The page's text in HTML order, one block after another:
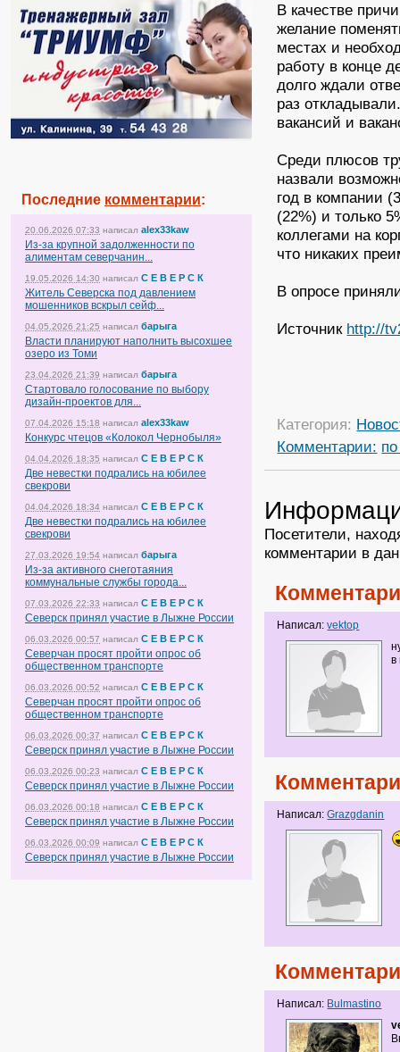
Последние комментарии:
20.06.2026 07:33 написал alex33kaw
Из-за крупной задолженности по
алиментам северчанин...
19.05.2026 14:30 написал С Е В Е Р С К
Житель Северска под давлением
мошенников вскрыл сейф...
04.05.2026 21:25 написал барыга
Власти планируют наполнить высохшее
озеро из Томи
23.04.2026 21:39 написал барыга
Стартовало голосование по выбору
дизайн-проектов для...
07.04.2026 15:18 написал alex33kaw
Конкурс чтецов «Колокол Чернобыля»
04.04.2026 18:35 написал С Е В Е Р С К
Две невестки подрались на юбилее
свекрови
04.04.2026 18:34 написал С Е В Е Р С К
Две невестки подрались на юбилее
свекрови
27.03.2026 19:54 написал барыга
Из-за активного снеготаяния
коммунальные службы города...
07.03.2026 22:33 написал С Е В Е Р С К
Северск принял участие в Лыжне России
06.03.2026 00:57 написал С Е В Е Р С К
Северчан просят пройти опрос об
общественном транспорте
06.03.2026 00:52 написал С Е В Е Р С К
Северчан просят пройти опрос об
общественном транспорте
06.03.2026 00:37 написал С Е В Е Р С К
Северск принял участие в Лыжне России
06.03.2026 00:23 написал С Е В Е Р С К
Северск принял участие в Лыжне России
06.03.2026 00:18 написал С Е В Е Р С К
Северск принял участие в Лыжне России
06.03.2026 00:09 написал С Е В Е Р С К
Северск принял участие в Лыжне России
В качестве
желание
местах и
работу в конце
долго ждали
раз
вакансий и
Среди плюсов
назвали
год в компании
(22%) и только
коллегами на
что никаких
В опросе
Источник http://
Категория:
Комментарии:
Посетители,
комментарии в
Написал:vektop
в
Написал:Grazgdanin
Написал: Bulmastino